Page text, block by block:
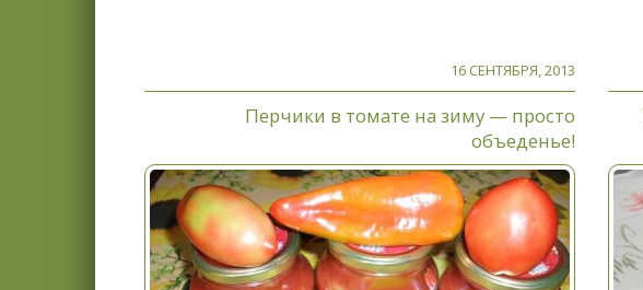
16 СЕНТЯБРЯ, 2013
Перчики в томате на зиму — просто
объеденье!